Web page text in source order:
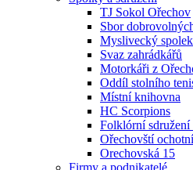
TJ Sokol Ořechov
Sbor
Myslivecký
Svaz zahrádkářů
Motorkáři z
Oddíl stolního
Místní knihovna
HC Scorpions
Folklórní sdružení
Ořechovští
Orechovská 15
Firmy a podnikatelé